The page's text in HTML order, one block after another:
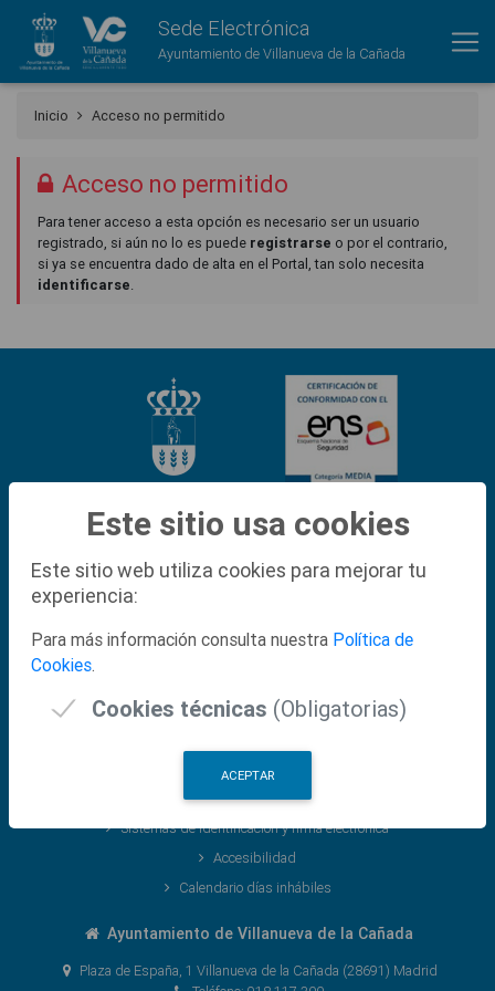
Sede Electrónica
Ayuntamiento de Villanueva de la Cañada
Inicio Acceso no permitido
Acceso no permitido
Para tener acceso a esta opción es necesario ser un usuario
registrado, si aún no lo es puede registrarse o por el contrario,
si ya se encuentra dado de alta en el Portal, tan solo necesita
identificarse.
Normativa Legal
Hora Oficial
Mapa Web
Sistemas de Identificación y firma electrónica
Accesibilidad
Calendario días inhábiles
Ayuntamiento de Villanueva de la Cañada
Plaza de España, 1 Villanueva de la Cañada (28691) Madrid
Este sitio usa cookies
Este sitio web utiliza cookies para mejorar tu
experiencia:
Para más información consulta nuestra Política de
Cookies.
Cookies técnicas (Obligatorias)
ACEPTAR